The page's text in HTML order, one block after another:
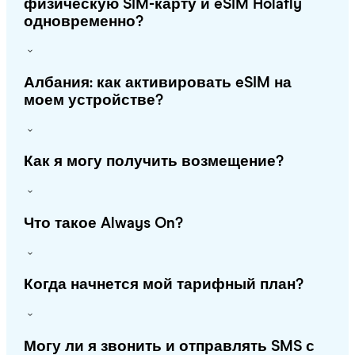
физическую SIM-карту и eSIM Holafly
одновременно?
Албания: как активировать eSIM на
моем устройстве?
Как я могу получить возмещение?
Что такое Always On?
Когда начнется мой тарифный план?
Могу ли я звонить и отправлять SMS с